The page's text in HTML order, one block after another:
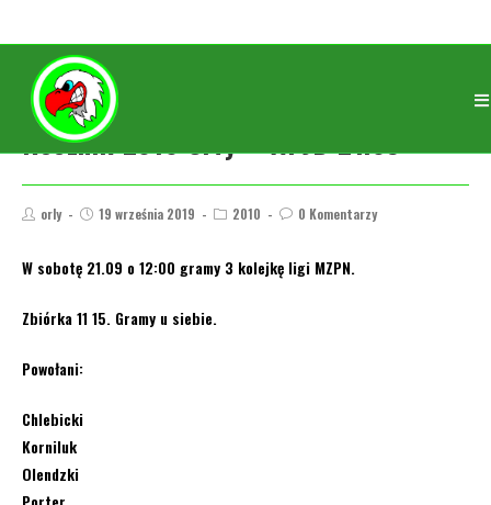
Rocznik 2010 Orły – APJD 21.09
orly 19 września 2019 2010 0 Komentarzy
W sobotę 21.09 o 12:00 gramy 3 kolejkę ligi MZPN.
Zbiórka 11 15. Gramy u siebie.
Powołani:
Chlebicki
Korniluk
Olendzki